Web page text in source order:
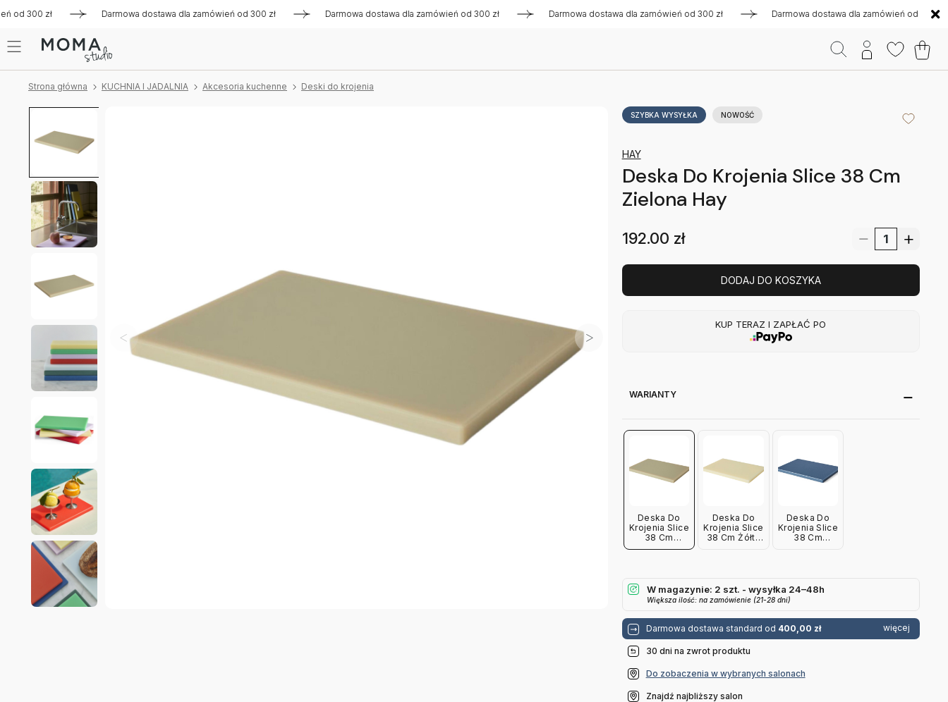
od 300 zł Darmowa dostawa dla zamówień od 300 zł Darmowa dostawa dla zamówień od 300 zł Darmowa dostawa dla zamówień od 300 zł Darmowa dostawa dla zamówień od 300 zł
Strona główna KUCHNIA I JADALNIA Akcesoria kuchenne Deski do krojenia
SZYBKA WYSYŁKA NOWOŚĆ
HAY
Deska Do Krojenia Slice 38 Cm
Zielona Hay
192.00 zł
DODAJ DO KOSZYKA
KUP TERAZ I ZAPŁAĆ PO
WARIANTY
Deska Do
Krojenia Slice
38 Cm
Zielona Hay
Deska Do
Krojenia Slice
38 Cm Żółta
Deska Do
Krojenia Slice
38 Cm
W magazynie: 2 szt. - wysyłka 24–48h
Większa ilość: na zamówienie (21-28 dni)
Darmowa dostawa standard od 400,00 zł więcej
30 dni na zwrot produktu
Do zobaczenia w wybranych salonach
Znajdź najbliższy salon